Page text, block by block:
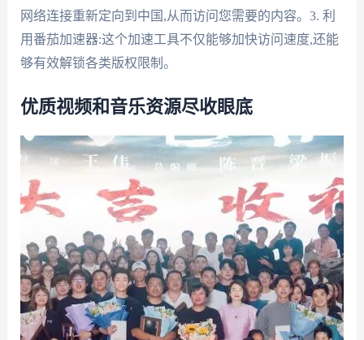
网络连接重新定向到中国,从而访问您需要的内容。3. 利
用番茄加速器:这个加速工具不仅能够加快访问速度,还能
够有效解锁各类版权限制。
优质视频和音乐资源尽收眼底